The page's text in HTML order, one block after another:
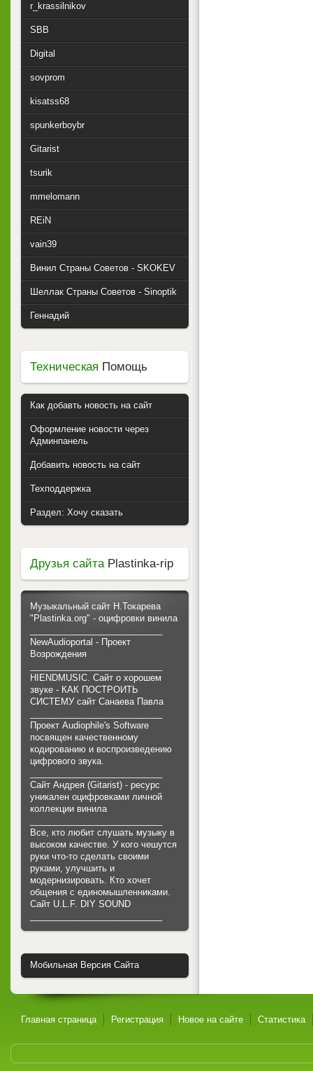
r_krassilnikov
SBB
Digital
sovprom
kisatss68
spunkerboybr
Gitarist
tsurik
mmelomann
REiN
vain39
Винил Страны Советов - SKOKEV
Шеллак Страны Советов - Sinoptik
Геннадий
Техническая Помощь
Как добавть новость на сайт
Оформление новости через
Админпанель
Добавить новость на сайт
Техподдержка
Раздел: Хочу сказать
Друзья сайтаPlastinka-rip
Музыкальный сайт Н.Токарева
"Plastinka.org" - оцифровки винила
NewAudioportal - Проект
Возрождения
HIENDMUSIC. Сайт о хорошем
звуке - КАК ПОСТРОИТЬ
СИСТЕМУ сайт Санаева Павла
Проект Audiophile's Software
посвящен качественному
кодированию и воспроизведению
цифрового звука.
Сайт Андрея (Gitarist) - ресурс
уникален оцифровками личной
коллекции винила
Все, кто любит слушать музыку в
высоком качестве. У кого чешутся
руки что-то сделать своими
руками, улучшить и
модернизировать. Кто хочет
общения с единомышленниками.
Cайт U.L.F. DIY SOUND
Мобильная Версия Сайта
Главная страница Регистрация Новое на сайте Статистика